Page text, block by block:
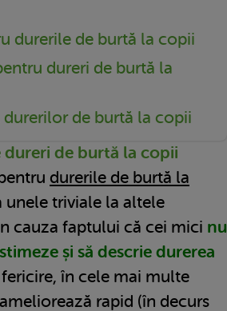
durerile de burtă la copii
dureri de burtă la
de burtă la copii
de burtă la copii
durerile de burtă la
unele triviale la altele
cauza faptului că cei mici nu
și să descrie durerea
în cele mai multe
rapid (în decurs